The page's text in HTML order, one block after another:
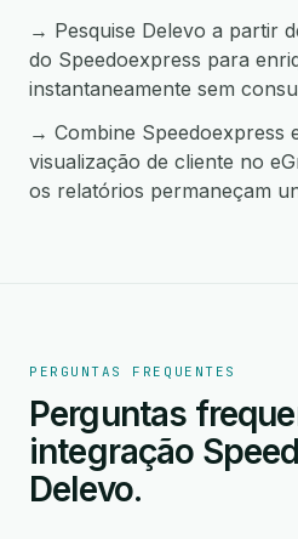
→ Pesquise Delevo a partir
do Speedoexpress para
instantaneamente sem
→ Combine Speedoexpress
visualização de cliente no
os relatórios permaneçam
PERGUNTAS FREQUENTES
Perguntas
integração
Delevo.